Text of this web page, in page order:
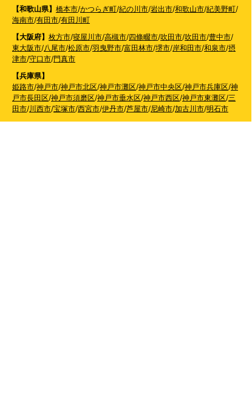
【和歌山県】 橋本市/かつらぎ町/紀の川市/岩出市/和歌山市/紀美野町/
海南市/有田市/有田川町
【大阪府】 枚方市/寝屋川市/高槻市/四條畷市/吹田市/吹田市/豊中市/
東大阪市/八尾市/松原市/羽曳野市/富田林市/堺市/岸和田市/和泉市/摂
津市/守口市/門真市
【兵庫県】
姫路市/神戸市/神戸市北区/神戸市灘区/神戸市中央区/神戸市兵庫区/神
戸市長田区/神戸市須磨区/神戸市垂水区/神戸市西区/神戸市東灘区/三
田市/川西市/宝塚市/西宮市/伊丹市/芦屋市/尼崎市/加古川市/明石市